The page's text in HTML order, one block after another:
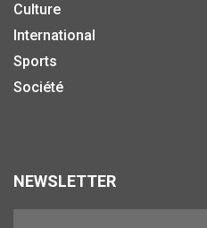
Culture
International
Sports
Société
NEWSLETTER